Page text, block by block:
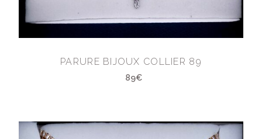
PARURE BIJOUX COLLIER 89
89€